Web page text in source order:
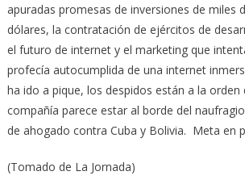
apuradas promesas de inversiones de miles
dólares, la contratación de ejércitos de
el futuro de internet y el marketing que
profecía autocumplida de una internet
ha ido a pique, los despidos están a la orden
compañía parece estar al borde del
de ahogado contra Cuba y Bolivia. Meta en
(Tomado de La Jornada)